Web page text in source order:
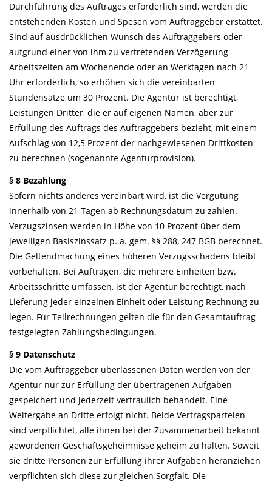
Durchführung des Auftrages erforderlich sind, werden die
entstehenden Kosten und Spesen vom Auftraggeber erstattet.
Sind auf ausdrücklichen Wunsch des Auftraggebers oder
aufgrund einer von ihm zu vertretenden Verzögerung
Arbeitszeiten am Wochenende oder an Werktagen nach 21
Uhr erforderlich, so erhöhen sich die vereinbarten
Stundensätze um 30 Prozent. Die Agentur ist berechtigt,
Leistungen Dritter, die er auf eigenen Namen, aber zur
Erfüllung des Auftrags des Auftraggebers bezieht, mit einem
Aufschlag von 12,5 Prozent der nachgewiesenen Drittkosten
zu berechnen (sogenannte Agenturprovision).
§ 8 Bezahlung
Sofern nichts anderes vereinbart wird, ist die Vergütung
innerhalb von 21 Tagen ab Rechnungsdatum zu zahlen.
Verzugszinsen werden in Höhe von 10 Prozent über dem
jeweiligen Basiszinssatz p. a. gem. §§ 288, 247 BGB berechnet.
Die Geltendmachung eines höheren Verzugsschadens bleibt
vorbehalten. Bei Aufträgen, die mehrere Einheiten bzw.
Arbeitsschritte umfassen, ist der Agentur berechtigt, nach
Lieferung jeder einzelnen Einheit oder Leistung Rechnung zu
legen. Für Teilrechnungen gelten die für den Gesamtauftrag
festgelegten Zahlungsbedingungen.
§ 9 Datenschutz
Die vom Auftraggeber überlassenen Daten werden von der
Agentur nur zur Erfüllung der übertragenen Aufgaben
gespeichert und jederzeit vertraulich behandelt. Eine
Weitergabe an Dritte erfolgt nicht. Beide Vertragsparteien
sind verpflichtet, alle ihnen bei der Zusammenarbeit bekannt
gewordenen Geschäftsgeheimnisse geheim zu halten. Soweit
sie dritte Personen zur Erfüllung ihrer Aufgaben heranziehen
verpflichten sich diese zur gleichen Sorgfalt. Die